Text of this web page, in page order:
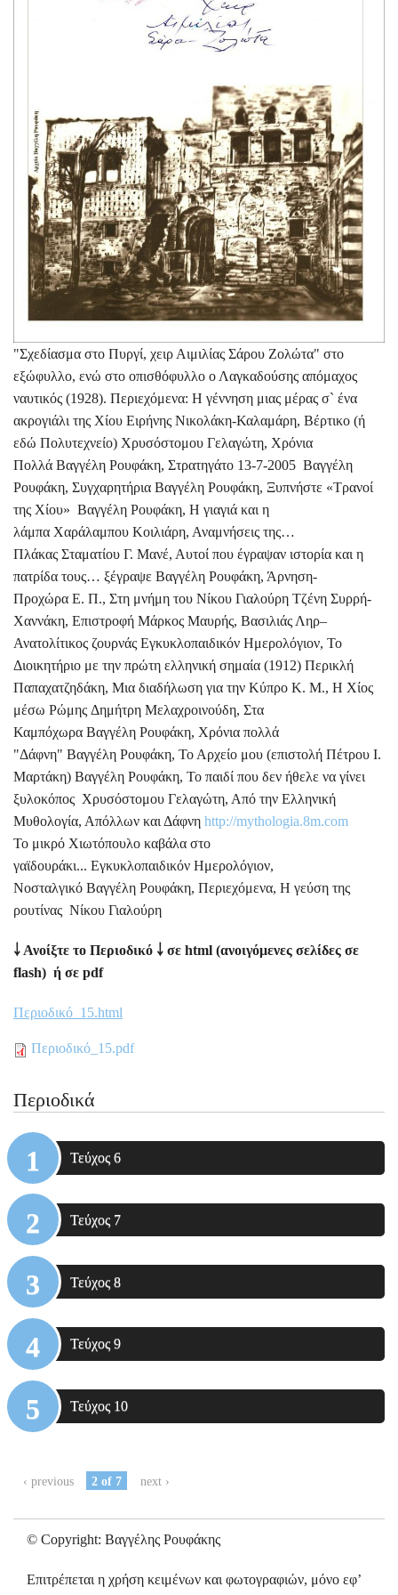
"Σχεδίασμα στο Πυργί, χειρ Αιμιλίας Σάρου Ζολώτα" στο
εξώφυλλο, ενώ στο οπισθόφυλλο ο Λαγκαδούσης απόμαχος
ναυτικός (1928). Περιεχόμενα: Η γέννηση μιας μέρας σ` ένα
ακρογιάλι της Χίου Ειρήνης Νικολάκη-Καλαμάρη, Βέρτικο (ή
εδώ Πολυτεχνείο) Χρυσόστομου Γελαγώτη, Χρόνια
Πολλά Βαγγέλη Ρουφάκη, Στρατηγάτο 13-7-2005 Βαγγέλη
Ρουφάκη, Συγχαρητήρια Βαγγέλη Ρουφάκη, Ξυπνήστε «Τρανοί
της Χίου» Βαγγέλη Ρουφάκη, Η γιαγιά και η
λάμπα Χαράλαμπου Κοιλιάρη, Αναμνήσεις της…
Πλάκας Σταματίου Γ. Μανέ, Αυτοί που έγραψαν ιστορία και η
πατρίδα τους… ξέγραψε Βαγγέλη Ρουφάκη, Άρνηση-
Προχώρα Ε. Π., Στη μνήμη του Νίκου Γιαλούρη Τζένη Συρρή-
Χαννάκη, Επιστροφή Μάρκος Μαυρής, Βασιλιάς Ληρ–
Ανατολίτικος ζουρνάς Εγκυκλοπαιδικόν Ημερολόγιον, Το
Διοικητήριο με την πρώτη ελληνική σημαία (1912) Περικλή
Παπαχατζηδάκη, Μια διαδήλωση για την Κύπρο Κ. Μ., Η Χίος
μέσω Ρώμης Δημήτρη Μελαχροινούδη, Στα
Καμπόχωρα Βαγγέλη Ρουφάκη, Χρόνια πολλά
"Δάφνη" Βαγγέλη Ρουφάκη, Το Αρχείο μου (επιστολή Πέτρου Ι.
Μαρτάκη) Βαγγέλη Ρουφάκη, Το παιδί που δεν ήθελε να γίνει
ξυλοκόπος Χρυσόστομου Γελαγώτη, Από την Ελληνική
Μυθολογία, Απόλλων και Δάφνη http://mythologia.8m.com
Το μικρό Χιωτόπουλο καβάλα στο
γαϊδουράκι... Εγκυκλοπαιδικόν Ημερολόγιον,
Νοσταλγικό Βαγγέλη Ρουφάκη, Περιεχόμενα, Η γεύση της
ρουτίνας Νίκου Γιαλούρη
￬ Ανοίξτε το Περιοδικό ￬ σε html (ανοιγόμενες σελίδες σε
flash) ή σε pdf
Περιοδικό_15.html
Περιοδικό_15.pdf
Περιοδικά
Τεύχος 6
Τεύχος 7
Τεύχος 8
Τεύχος 9
Τεύχος 10
‹ previous 2 of 7 next ›
© Copyright: Βαγγέλης Ρουφάκης
Επιτρέπεται η χρήση κειμένων και φωτογραφιών, μόνο εφ’